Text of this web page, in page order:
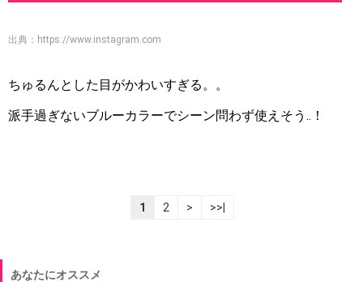
出典： https://www.instagram.com
ちゅるんとした目がかわいすぎる。。
派手過ぎないブルーカラーでシーン問わず使えそう..！
1 2 > >>|
あなたにオススメ